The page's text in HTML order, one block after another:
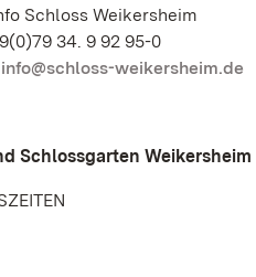
Schloss Weikersheim
34. 9 92 95-0
info@schloss-weikersheim.de
Schlossgarten Weikersheim